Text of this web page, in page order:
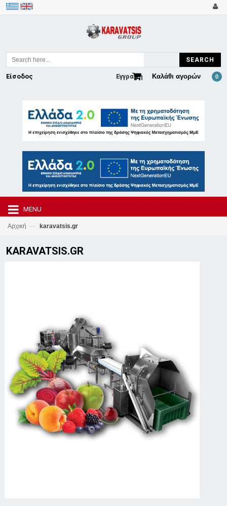
SEARCH
Καλάθι αγορών 0
Εγγραφή
Είσοδος
MENU
Αρχική — karavatsis.gr
KARAVATSIS.GR